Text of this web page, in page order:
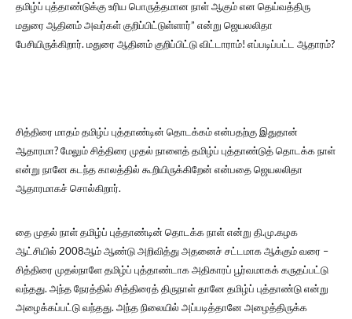
தமிழ்ப் புத்தாண்டுக்கு உரிய பொருத்தமான நாள் ஆகும் என தெய்வத்திரு
மதுரை ஆதினம் அவர்கள் குறிப்பிட்டுள்ளார்” என்று ஜெயலலிதா
பேசியிருக்கிறார். மதுரை ஆதினம் குறிப்பிட்டு விட்டாராம்! எப்படிப்பட்ட ஆதாரம்?
சித்திரை மாதம் தமிழ்ப் புத்தாண்டின் தொடக்கம் என்பதற்கு இதுதான்
ஆதாரமா? மேலும் சித்திரை முதல் நாளைத் தமிழ்ப் புத்தாண்டுத் தொடக்க நாள்
என்று நானே கடந்த காலத்தில் கூறியிருக்கிறேன் என்பதை ஜெயலலிதா
ஆதாரமாகச் சொல்கிறார்.
தை முதல் நாள் தமிழ்ப் புத்தாண்டின் தொடக்க நாள் என்று தி.மு.கழக
ஆட்சியில் 2008ஆம் ஆண்டு அறிவித்து அதனைச் சட்டமாக ஆக்கும் வரை –
சித்திரை முதல்நாளே தமிழ்ப் புத்தாண்டாக அதிகாரப் பூர்வமாகக் கருதப்பட்டு
வந்தது. அந்த நேரத்தில் சித்திரைத் திருநாள் தானே தமிழ்ப் புத்தாண்டு என்று
அழைக்கப்பட்டு வந்தது. அந்த நிலையில் அப்படித்தானே அழைத்திருக்க